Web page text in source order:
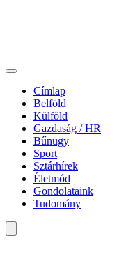
Címlap
Belföld
Külföld
Gazdaság / HR
Bűnügy
Sport
Sztárhírek
Életmód
Gondolataink
Tudomány